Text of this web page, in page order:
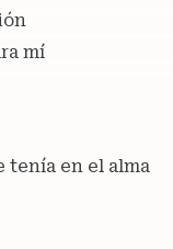
mí
tenía en el alma